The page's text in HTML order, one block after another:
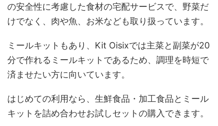
の安全性に考慮した食材の宅配サービスで、野菜だ
けでなく、肉や魚、お米なども取り扱っています。
ミールキットもあり、Kit Oisixでは主菜と副菜が20
分で作れるミールキットであるため、調理を時短で
済ませたい方に向いています。
はじめての利用なら、生鮮食品・加工食品とミール
キットを詰め合わせお試しセットの購入できます。